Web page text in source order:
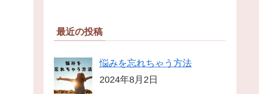
最近の投稿
悩みを忘れちゃう方法
2024年8月2日